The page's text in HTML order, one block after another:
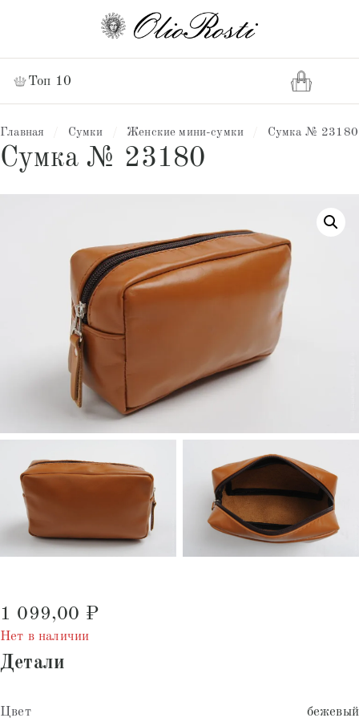
Топ 10
Главная Сумки Женские мини-сумки Сумка № 23180
Сумка № 23180
1 099,00 ₽
Нет в наличии
Детали
Цвет бежевый